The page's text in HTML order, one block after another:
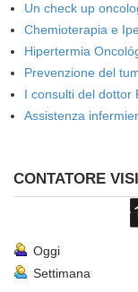
Un check up
Chemioterapia e
Hipertermia
Prevenzione del
I consulti del dottor
Assistenza
CONTATORE
Oggi
Settimana